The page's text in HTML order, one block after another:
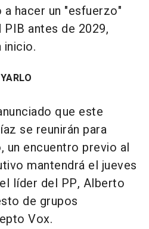
hacer un "esfuerzo"
antes de 2029,
inicio.
que este
se reunirán para
un encuentro previo al
mantendrá el jueves
líder del PP, Alberto
de grupos
Vox.